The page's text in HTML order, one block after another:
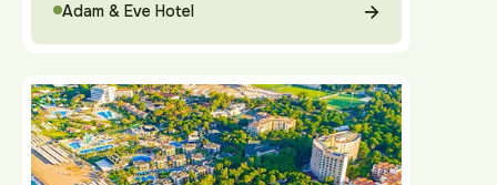
Adam & Eve Hotel